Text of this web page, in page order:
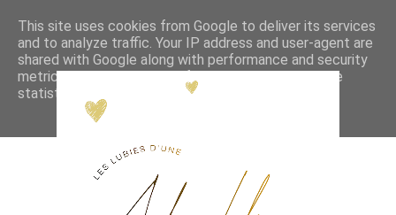
This site uses cookies from Google to deliver its services
and to analyze traffic. Your IP address and user-agent are
shared with Google along with performance and security
metrics to ensure quality of service, generate usage
statistics, and to detect and address abuse.